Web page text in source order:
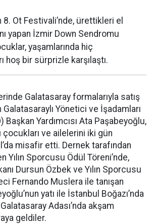
8. Ot Festivali’nde, ürettikleri el
yapan İzmir Down Sendromu
yaşamlarında hiç
hoş bir sürprizle karşılaştı.
Galatasaray formalarıyla satış
Galatasaraylı Yönetici ve İşadamları
Başkan Yardımcısı Ata Paşabeyoğlu,
ve ailelerini iki gün
misafir etti. Dernek tarafından
Yılın Sporcusu Ödül Töreni’nde,
Dursun Özbek ve Yılın Sporcusu
Fernando Muslera ile tanışan
yatı ile İstanbul Boğazı’nda
Adası’nda akşam
geldiler.